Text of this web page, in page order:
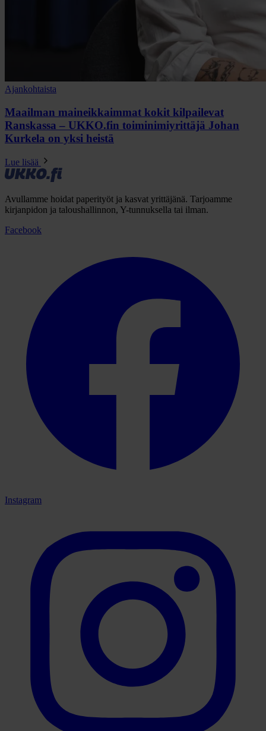
Ajankohtaista
Maailman maineikkaimmat kokit kilpailevat
Ranskassa – UKKO.fin toiminimiyrittäjä Johan
Kurkela on yksi heistä
Lue lisää
Avullamme hoidat paperityöt ja kasvat yrittäjänä. Tarjoamme
kirjanpidon ja taloushallinnon, Y-tunnuksella tai ilman.
Facebook
Instagram